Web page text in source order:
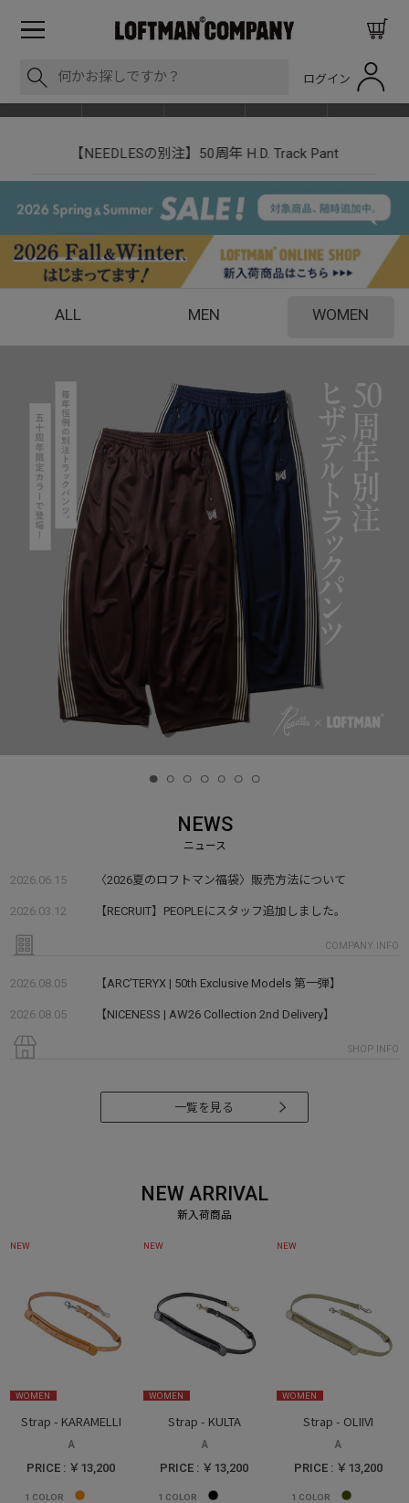
ログイン
【NEEDLESの別注】50周年 H.D. Track Pant
ALL MEN WOMEN
NEWS
2026.06.15 〈2026夏のロフトマン福袋〉販売方法について
2026.03.12 【RECRUIT】PEOPLEにスタッフ追加しました。
COMPANY INFO
2026.08.05 【ARC’TERYX | 50th Exclusive Models 第一弾】
2026.08.05 【NICENESS | AW26 Collection 2nd Delivery】
SHOP INFO
一覧を見る
NEW ARRIVAL
NEW
WOMEN
Strap - KARAMELLI
A
PRICE : ￥13,200
1 COLOR
NEW
WOMEN
Strap - KULTA
A
PRICE : ￥13,200
1 COLOR
NEW
WOMEN
Strap - OLIIVI
A
PRICE : ￥13,200
1 COLOR